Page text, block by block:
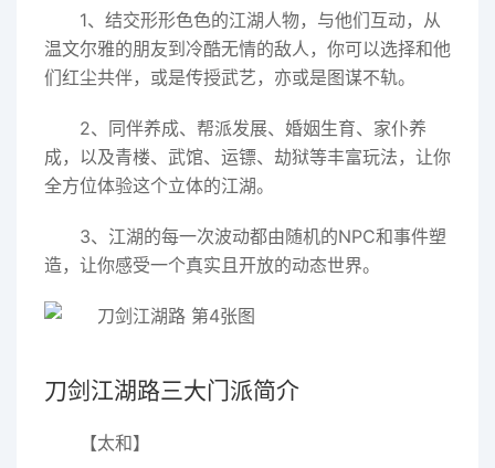
1、结交形形色色的江湖人物，与他们互动，从
温文尔雅的朋友到冷酷无情的敌人，你可以选择和他
们红尘共伴，或是传授武艺，亦或是图谋不轨。
2、同伴养成、帮派发展、婚姻生育、家仆养
成，以及青楼、武馆、运镖、劫狱等丰富玩法，让你
全方位体验这个立体的江湖。
3、江湖的每一次波动都由随机的NPC和事件塑
造，让你感受一个真实且开放的动态世界。
刀剑江湖路三大门派简介
【太和】